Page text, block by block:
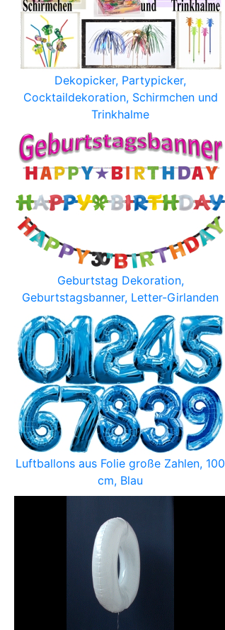
Dekopicker, Partypicker,
Cocktaildekoration, Schirmchen und
Trinkhalme
Geburtstag Dekoration,
Geburtstagsbanner, Letter-Girlanden
Luftballons aus Folie große Zahlen, 100
cm, Blau